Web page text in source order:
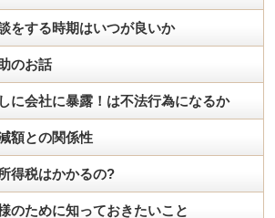
をする時期はいつが良いか
のお話
に会社に暴露！は不法行為になるか
額との関係性
得税はかかるの?
のために知っておきたいこと